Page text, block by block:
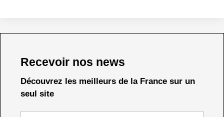
Recevoir nos news
Découvrez les meilleurs de la France sur un
seul site